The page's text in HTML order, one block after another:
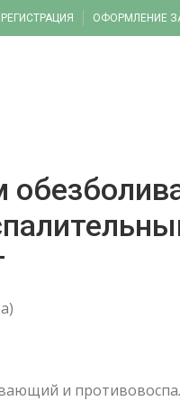
ОФОРМЛЕНИЕ
и